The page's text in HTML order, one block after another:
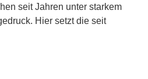
seit Jahren unter starkem
Hier setzt die seit